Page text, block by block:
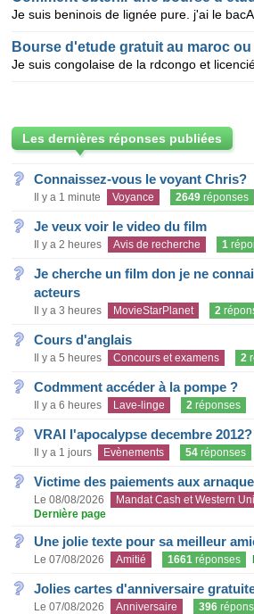
Bourse d'etude gratuit au maroc
Les dernières réponses publiées
Connaissez-vous le voyant Chris?
Il y a 1 minute Voyance 2649 réponses
Je veux voir le video du film
Il y a 2 heures Avis de recherche 1
Je cherche un film don je ne
acteurs
Il y a 3 heures MovieStarPlanet 2
Cours d'anglais
Il y a 5 heures Concours et examens 2
Codmment accéder à la pompe ?
Il y a 6 heures Lave-linge 2 réponses
VRAI l'apocalypse decembre 2012?
Il y a 1 jours Evènements 54 réponses
Victime des paiements aux
Le 08/08/2026 Mandat Cash et Western
Dernière page
Une jolie texte pour sa meilleur
Le 07/08/2026 Amitié 1661 réponses
Jolies cartes d'anniversaire
Le 07/08/2026 Anniversaire 396